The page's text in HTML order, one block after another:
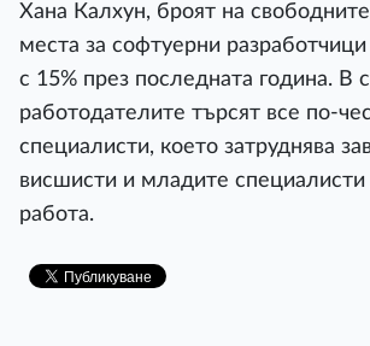
Хана Калхун, броят на
места за софтуерни
с 15% през последната година. В
работодателите търсят все по-
специалисти, което затруднява
висшисти и младите
работа.